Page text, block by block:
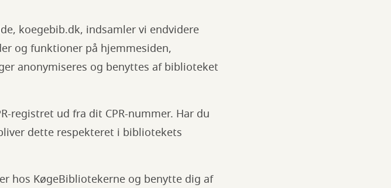
koegebib.dk, indsamler vi endvidere
og funktioner på hjemmesiden,
anonymiseres og benyttes af biblioteket
registret ud fra dit CPR-nummer. Har du
dette respekteret i bibliotekets
hos KøgeBibliotekerne og benytte dig af